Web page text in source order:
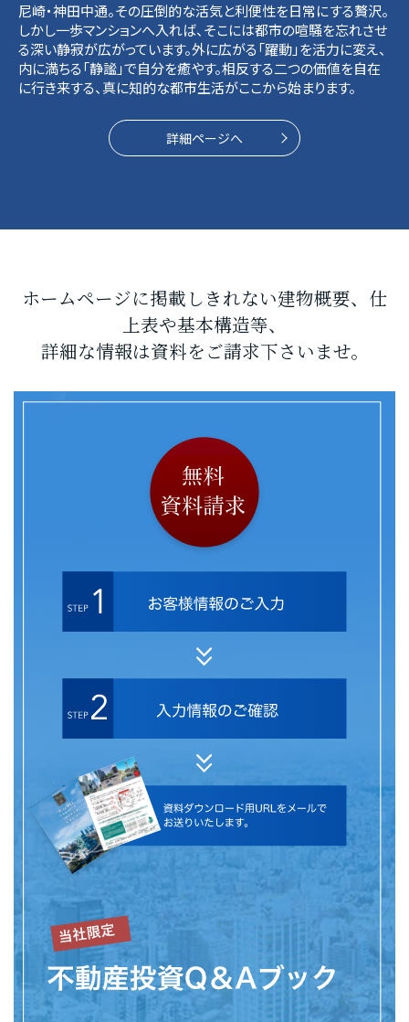
尼崎・神田中通。その圧倒的な活気と利便性を日常にする贅沢。
しかし一歩マンションへ入れば、そこには都市の喧騒を忘れさせ
る深い静寂が広がっています。外に広がる「躍動」を活力に変え、
内に満ちる「静謐」で自分を癒やす。相反する二つの価値を自在
に行き来する、真に知的な都市生活がここから始まります。
詳細ページへ
ホームページに掲載しきれない建物概要、仕
上表や基本構造等、
詳細な情報は資料をご請求下さいませ。